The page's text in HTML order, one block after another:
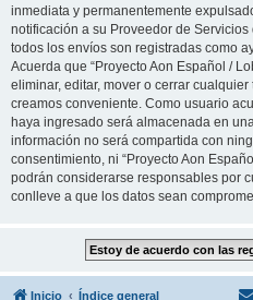
inmediata y permanentemente
notificación a su Proveedor de
todos los envíos son registradas como
Acuerda que “Proyecto Aon Español /
eliminar, editar, mover o cerrar
creamos conveniente. Como usuario
haya ingresado será almacenada en
información no será compartida con
consentimiento, ni “Proyecto Aon
podrán considerarse responsables por
conlleve a que los datos sean
Inicio Índice general